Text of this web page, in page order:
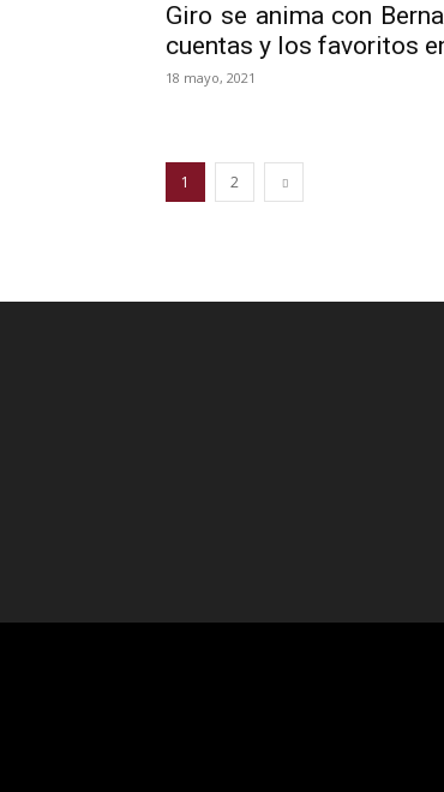
Giro se anima con
cuentas y los favoritos
18 mayo, 2021
1 2